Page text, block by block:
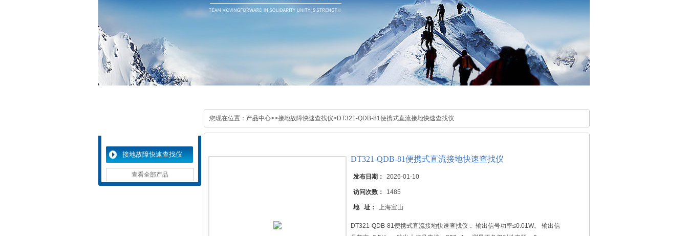
接地故障快速查找仪
查看全部产品
您现在位置： 产品中心>>接地故障快速查找仪>DT321-QDB-81便携式直流接地快速查找仪
DT321-QDB-81便携式直流接地快速查找仪
发布日期： 2026-01-10
访问次数： 1485
地 址： 上海宝山
DT321-QDB-81便携式直流接地快速查找仪： 输出信号功率≤0.01W。 输出信